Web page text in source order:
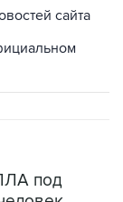
сайта
под